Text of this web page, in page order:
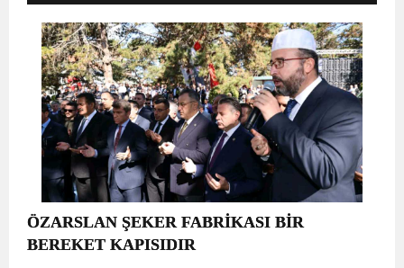
ÖZARSLAN ŞEKER FABRİKASI BİR
BEREKET KAPISIDIR